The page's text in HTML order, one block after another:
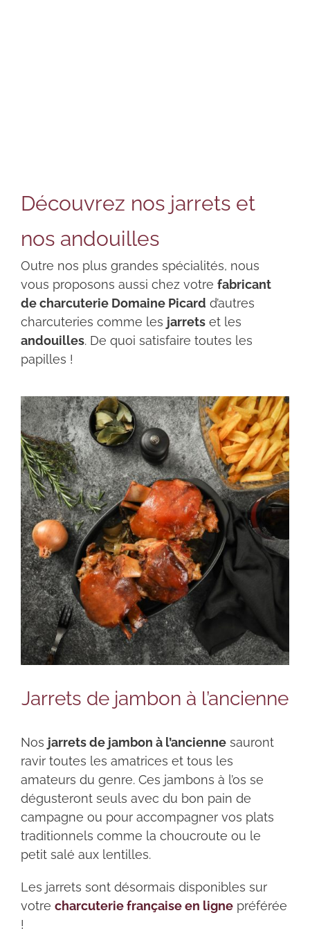
Découvrez nos jarrets et
nos andouilles
Outre nos plus grandes spécialités, nous
vous proposons aussi chez votre fabricant
de charcuterie Domaine Picard d’autres
charcuteries comme les jarrets et les
andouilles. De quoi satisfaire toutes les
papilles !
Jarrets de jambon à l’ancienne
Nos jarrets de jambon à l’ancienne sauront
ravir toutes les amatrices et tous les
amateurs du genre. Ces jambons à l’os se
dégusteront seuls avec du bon pain de
campagne ou pour accompagner vos plats
traditionnels comme la choucroute ou le
petit salé aux lentilles.
Les jarrets sont désormais disponibles sur
votre charcuterie française en ligne préférée
!